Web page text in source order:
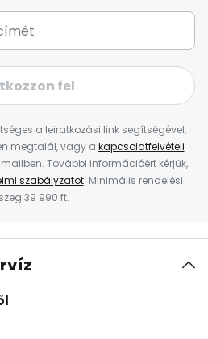
fel
a leiratkozási link segítségével,
megtalál, vagy a kapcsolatfelvételi
További információért kérjük,
szabályzatot. Minimális rendelési
39 990 ft.